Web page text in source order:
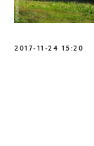
2017-11-24 15:20